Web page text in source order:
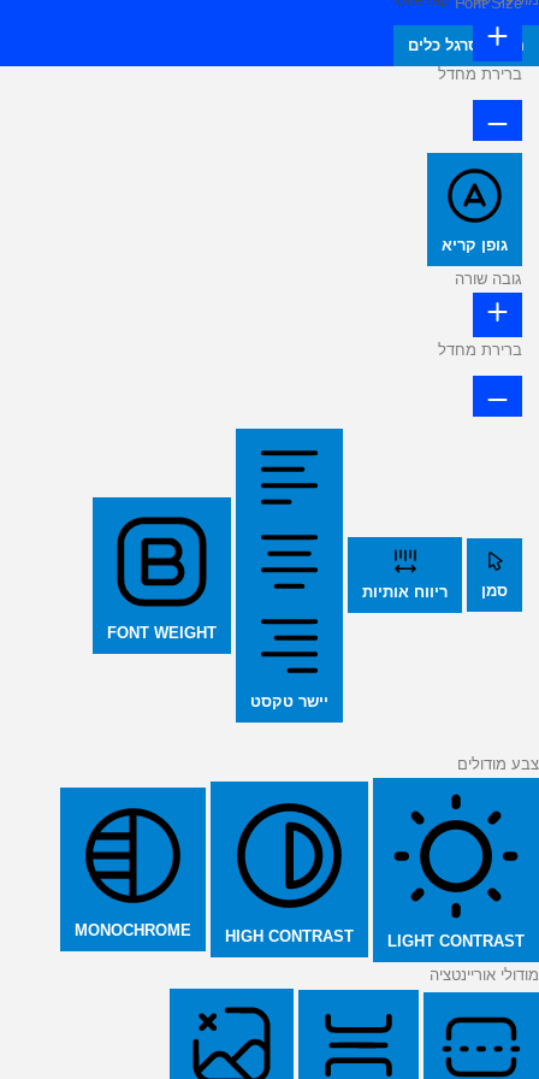
הסתר סרגל כלים
ברירת מחדל
גופן קריא
גובה שורה
ברירת מחדל
סמן ריווח אותיות
יישר טקסט
FONT WEIGHT
צבע מודולים
LIGHT CONTRAST
HIGH CONTRAST
MONOCHROME
מודולי אוריינטציה